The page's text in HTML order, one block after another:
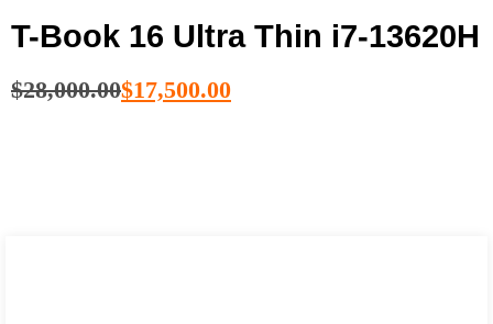
T-Book 16 Ultra Thin i7-13620H
$28,000.00$17,500.00